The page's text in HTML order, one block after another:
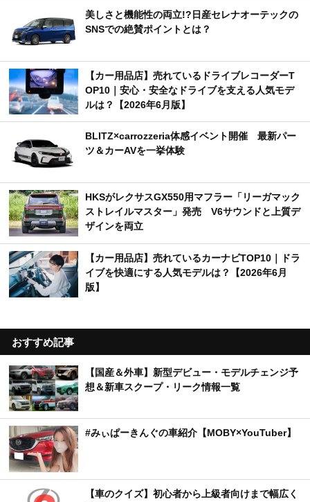
美しさと機能性の両立!?日産セレナオーテックの
SNSでの絶賛ポイントとは？
【カー用品店】売れているドライブレコーダーT
OP10｜安心・安全なドライブを支える人気モデ
ルは？【2026年6月版】
BLITZ×carrozzeria体感イベント開催 最新パー
ツ＆カーAVを一挙体験
HKSがレクサスGX550用マフラー「リーガマック
ストレイルマスター」発売 V6サウンドと上質デ
ザインを両立
【カー用品店】売れているカーナビTOP10｜ドラ
イブを快適にする人気モデルは？【2026年6月
版】
おすすめ記事
【国産＆外車】新型デビュー・モデルチェンジ予
想＆新車スクープ・リーク情報一覧
#みぃぱーきんぐの車紹介【MOBY×YouTuber】
【車のクイズ】初心者から上級者向けまで幅広く